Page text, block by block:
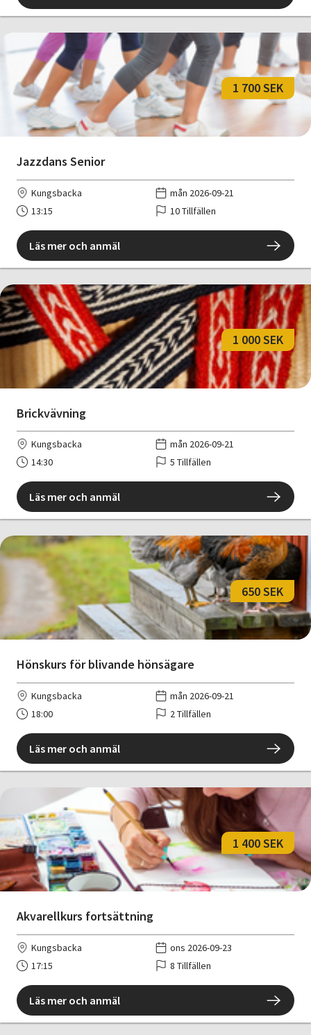
Jazzdans Senior
1 700 SEK
Kungsbacka
mån 2026-09-21
13:15
10 Tillfällen
Läs mer och anmäl
Brickvävning
1 000 SEK
Kungsbacka
mån 2026-09-21
14:30
5 Tillfällen
Läs mer och anmäl
Hönskurs för blivande hönsägare
650 SEK
Kungsbacka
mån 2026-09-21
18:00
2 Tillfällen
Läs mer och anmäl
Akvarellkurs fortsättning
1 400 SEK
Kungsbacka
ons 2026-09-23
17:15
8 Tillfällen
Läs mer och anmäl